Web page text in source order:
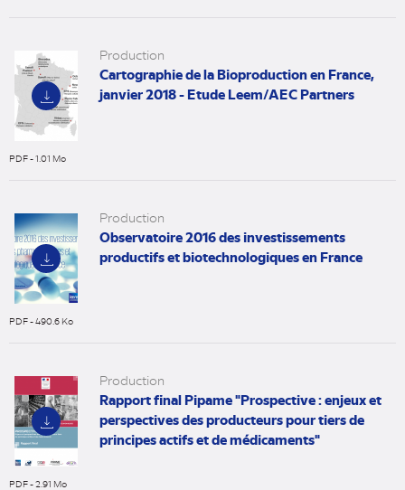
PDF - 1.01 Mo
Production
Cartographie de la Bioproduction en France,
janvier 2018 - Etude Leem/AEC Partners
PDF - 490.6 Ko
Production
Observatoire 2016 des investissements
productifs et biotechnologiques en France
PDF - 2.91 Mo
Production
Rapport final Pipame "Prospective : enjeux et
perspectives des producteurs pour tiers de
principes actifs et de médicaments"